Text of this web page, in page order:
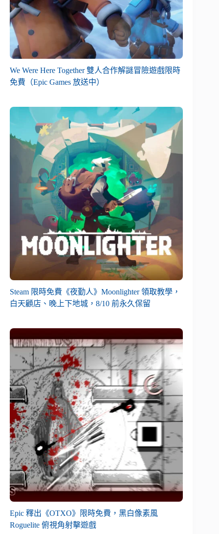
We Were Here Together 雙人合作解謎冒險遊戲限時
免費（Epic Games 放送中）
Steam 限時免費《夜勤人》Moonlighter 領取教學，
白天顧店、晚上下地城，8/10 前永久保留
Epic 釋出《OTXO》限時免費，黑白像素風
Roguelite 俯視角射擊遊戲